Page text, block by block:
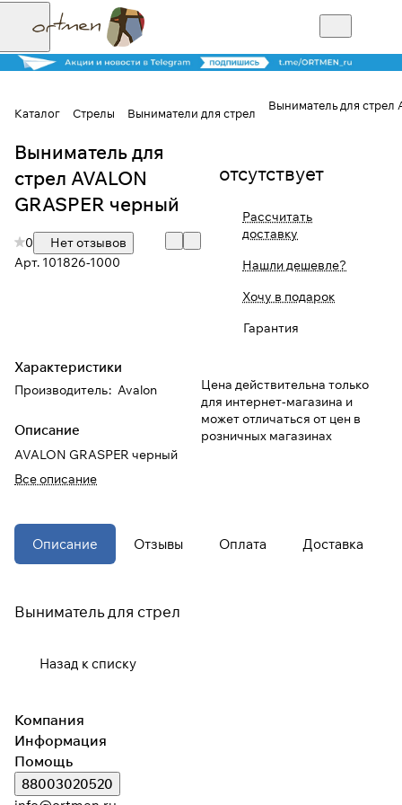
Каталог Стрелы Выниматели для стрел
Выниматель для стрел
Выниматель для
стрел AVALON
GRASPER черный
0
Нет отзывов
Арт. 101826-1000
Характеристики
Производитель: Avalon
Описание
AVALON GRASPER черный
Все описание
отсутствует
Рассчитать
доставку
Нашли дешевле?
Хочу в подарок
Гарантия
Цена действительна только
для интернет-магазина и
может отличаться от цен в
розничных магазинах
Описание Отзывы Оплата Доставка
Выниматель для стрел
Назад к списку
Для клиентов всех банков
Разбейте
оплату на части
Добавляйте товары
в корзину
При оформлении заказа
выберите метод оплаты
картой любого банка
выбранный способом
Оставшиеся
скидки по купонам не
применяются.
Компания
Информация
Помощь
88003020520